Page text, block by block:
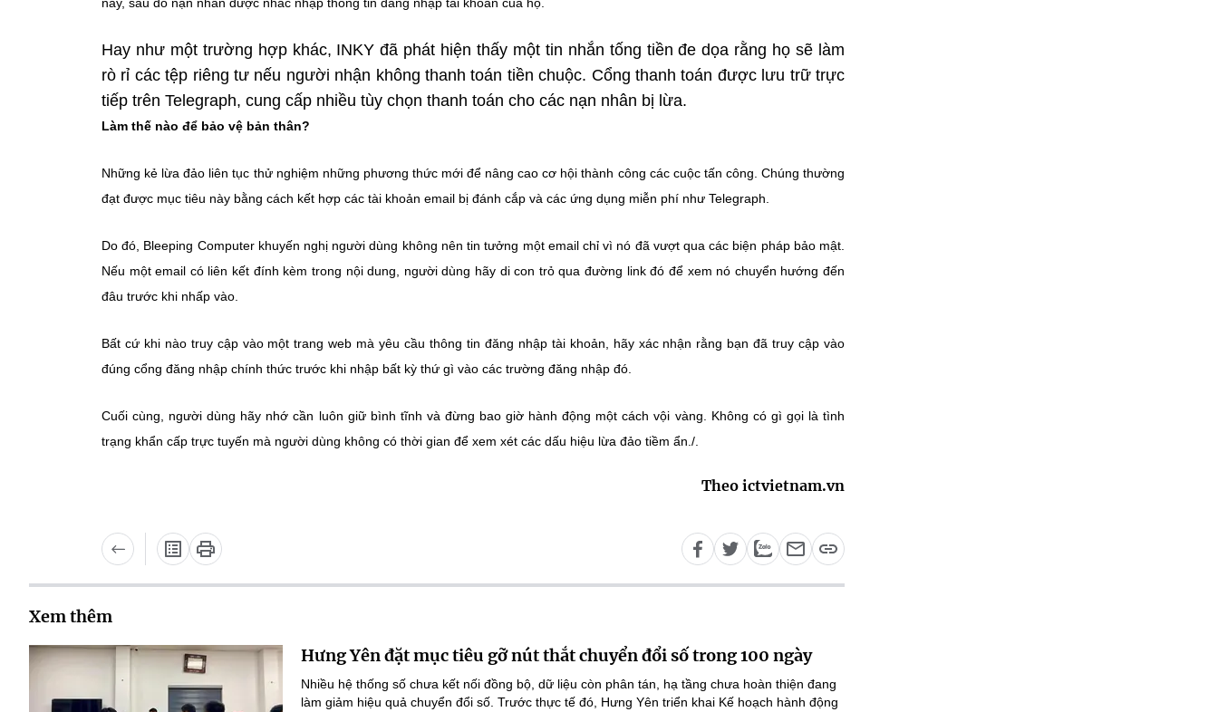
Hay như một trường hợp khác, INKY đã phát hiện thấy một tin nhắn tống tiền đe dọa rằng họ sẽ làm
rò rỉ các tệp riêng tư nếu người nhận không thanh toán tiền chuộc. Cổng thanh toán được lưu trữ trực
tiếp trên Telegraph, cung cấp nhiều tùy chọn thanh toán cho các nạn nhân bị lừa.
Làm thế nào để bảo vệ bản thân?
Những kẻ lừa đảo liên tục thử nghiệm những phương thức mới để nâng cao cơ hội thành công các cuộc tấn công. Chúng thường
đạt được mục tiêu này bằng cách kết hợp các tài khoản email bị đánh cắp và các ứng dụng miễn phí như Telegraph.
Do đó, Bleeping Computer khuyến nghị người dùng không nên tin tưởng một email chỉ vì nó đã vượt qua các biện pháp bảo mật.
Nếu một email có liên kết đính kèm trong nội dung, người dùng hãy di con trỏ qua đường link đó để xem nó chuyển hướng đến
đâu trước khi nhấp vào.
Bất cứ khi nào truy cập vào một trang web mà yêu cầu thông tin đăng nhập tài khoản, hãy xác nhận rằng bạn đã truy cập vào
đúng cổng đăng nhập chính thức trước khi nhập bất kỳ thứ gì vào các trường đăng nhập đó.
Cuối cùng, người dùng hãy nhớ cần luôn giữ bình tĩnh và đừng bao giờ hành động một cách vội vàng. Không có gì gọi là tình
trạng khẩn cấp trực tuyến mà người dùng không có thời gian để xem xét các dấu hiệu lừa đảo tiềm ẩn./.
Theo ictvietnam.vn
Xem thêm
Hưng Yên đặt mục tiêu gỡ nút thắt chuyển đổi số trong 100 ngày
Nhiều hệ thống số chưa kết nối đồng bộ, dữ liệu còn phân tán, hạ tầng chưa hoàn thiện đang
làm giảm hiệu quả chuyển đổi số. Trước thực tế đó, Hưng Yên triển khai Kế hoạch hành động